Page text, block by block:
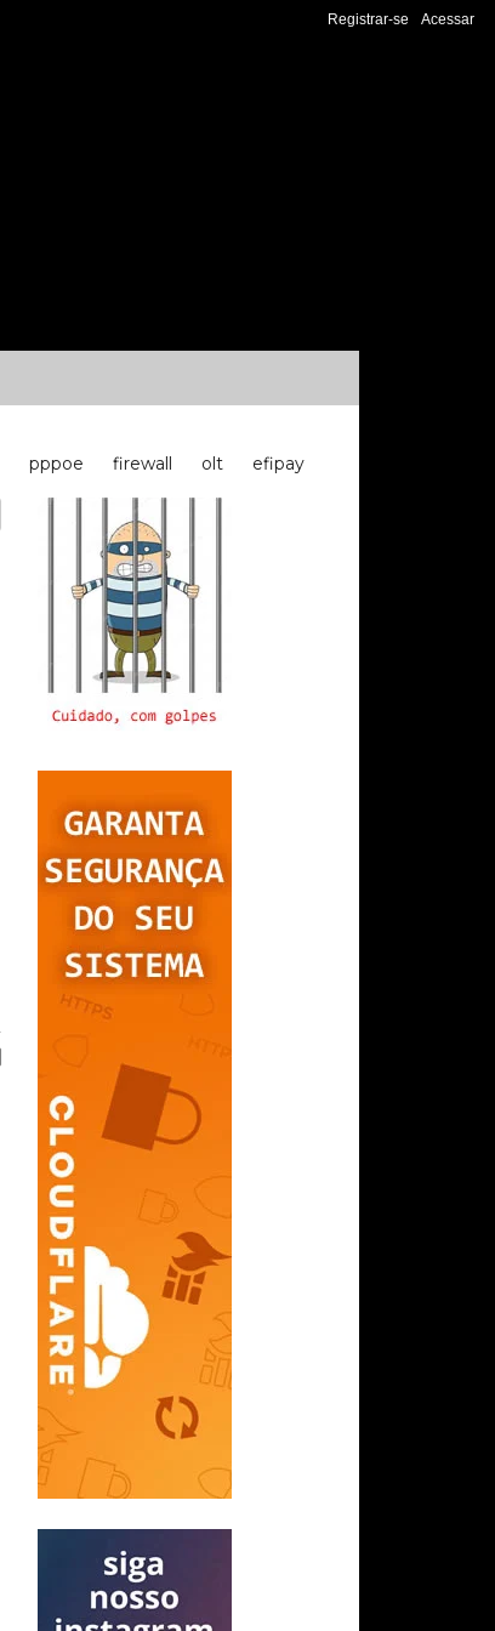
Registrar-se Acessar
pppoe firewall olt
efipay